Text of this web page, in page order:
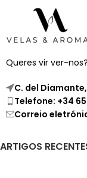
Queres vir ver-nos?
C. del
Telefone: +34
Correio
ARTIGOS